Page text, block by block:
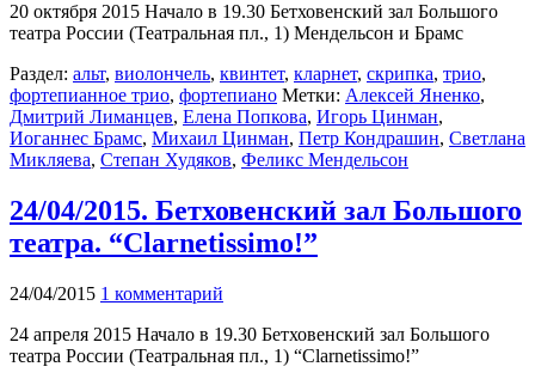
20 октября 2015 Начало в 19.30 Бетховенский зал Большого
театра России (Театральная пл., 1) Мендельсон и Брамс
Раздел: альт, виолончель, квинтет, кларнет, скрипка, трио,
фортепианное трио, фортепиано Метки: Алексей Яненко,
Дмитрий Лиманцев, Елена Попкова, Игорь Цинман,
Иоганнес Брамс, Михаил Цинман, Петр Кондрашин, Светлана
Микляева, Степан Худяков, Феликс Мендельсон
24/04/2015. Бетховенский зал Большого
театра. “Clarnetissimo!”
24/04/2015 1 комментарий
24 апреля 2015 Начало в 19.30 Бетховенский зал Большого
театра России (Театральная пл., 1) “Clarnetissimo!”